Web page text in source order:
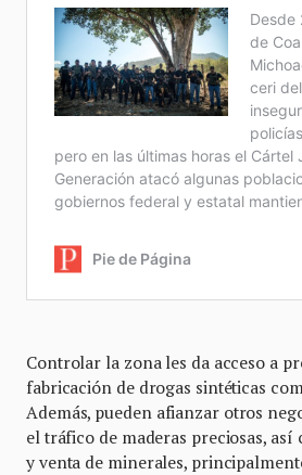
Controlar la zona les da acceso a
fabricación de drogas sintéticas
Además, pueden afianzar otros
el tráfico de maderas preciosas,
y venta de minerales,